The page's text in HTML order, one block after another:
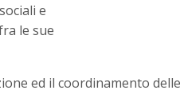
e
le sue
ed il coordinamento